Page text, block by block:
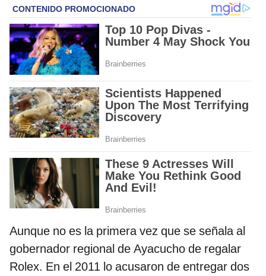
Aunque no es la primera vez que se señala al
gobernador regional de Ayacucho de regalar
Rolex. En el 2011 lo acusaron de entregar dos